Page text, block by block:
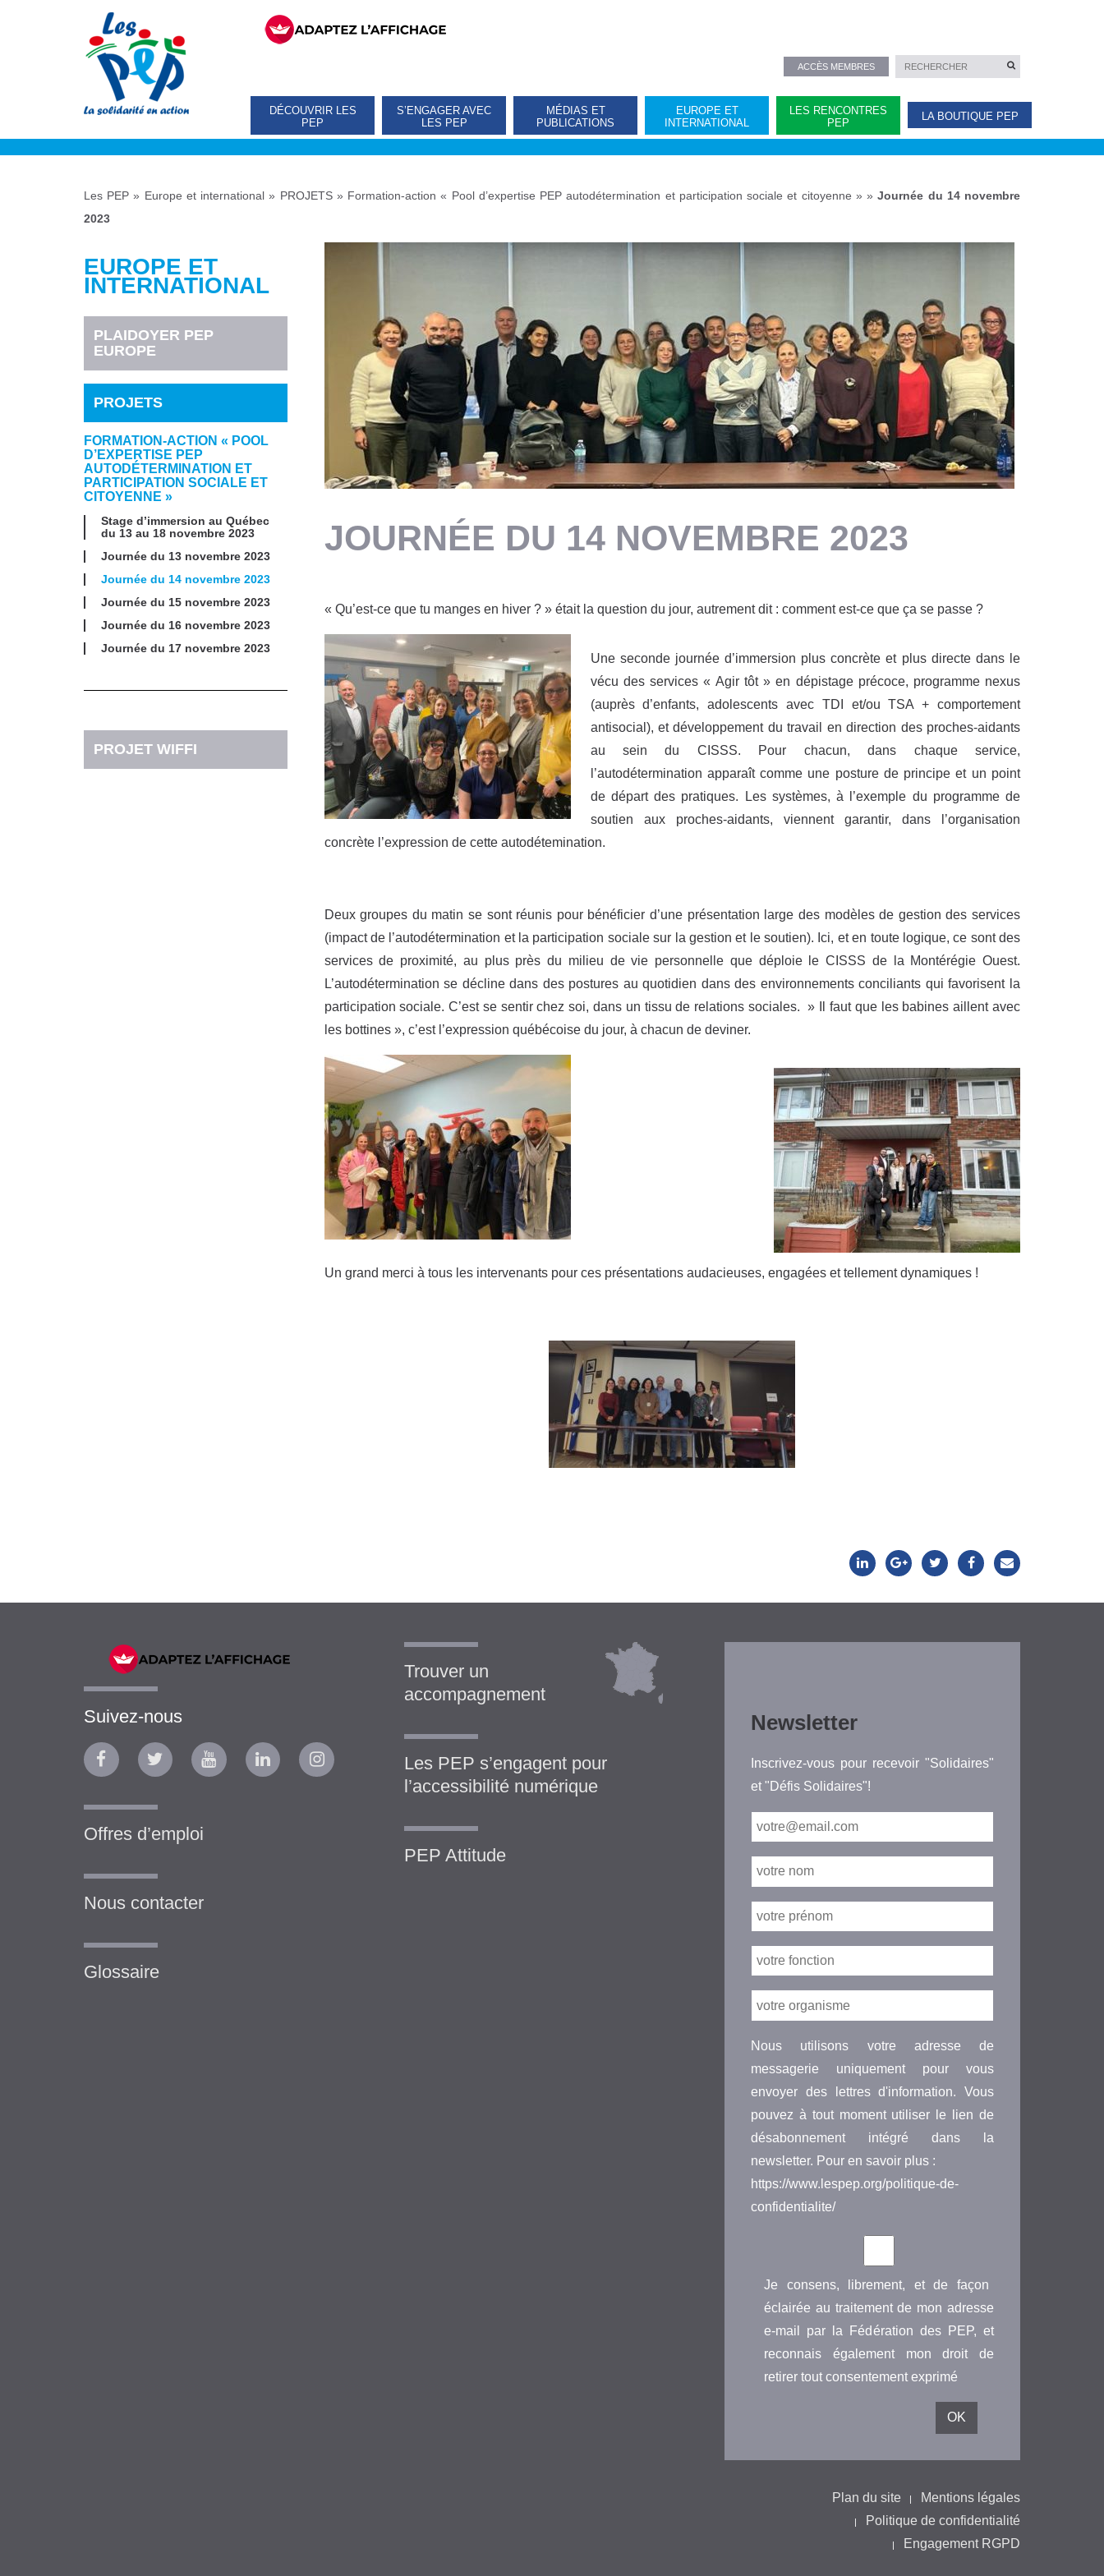
ACCÈS MEMBRES
DÉCOUVRIR LES
PEP
S’ENGAGER AVEC
LES PEP
MÉDIAS ET
PUBLICATIONS
EUROPE ET
INTERNATIONAL
LES RENCONTRES
PEP
LA BOUTIQUE PEP
Les PEP » Europe et international » PROJETS» Formation-action « Pool d’expertise PEP autodétermination et participation sociale et citoyenne » »Journée du 14 novembre
2023
EUROPE ET
INTERNATIONAL
PLAIDOYER PEP
EUROPE
PROJETS
FORMATION-ACTION « POOL
D’EXPERTISE PEP
AUTODÉTERMINATION ET
PARTICIPATION SOCIALE ET
CITOYENNE »
Stage d’immersion au Québec
du 13 au 18 novembre 2023
Journée du 13 novembre 2023
Journée du 14 novembre 2023
Journée du 15 novembre 2023
Journée du 16 novembre 2023
Journée du 17 novembre 2023
PROJET WIFFI
JOURNÉE DU 14 NOVEMBRE 2023
« Qu’est-ce que tu manges en hiver ? » était la question du jour, autrement dit : comment est-ce que ça se passe ?
Une seconde journée d’immersion plus concrète et plus directe dans le
vécu des services « Agir tôt » en dépistage précoce, programme nexus
(auprès d’enfants, adolescents avec TDI et/ou TSA + comportement
antisocial), et développement du travail en direction des proches-aidants
au sein du CISSS. Pour chacun, dans chaque service,
l’autodétermination apparaît comme une posture de principe et un point
de départ des pratiques. Les systèmes, à l’exemple du programme de
soutien aux proches-aidants, viennent garantir, dans l’organisation
concrète l’expression de cette autodétemination.
Deux groupes du matin se sont réunis pour bénéficier d’une présentation large des modèles de gestion des services
(impact de l’autodétermination et la participation sociale sur la gestion et le soutien). Ici, et en toute logique, ce sont des
services de proximité, au plus près du milieu de vie personnelle que déploie le CISSS de la Montérégie Ouest.
L’autodétermination se décline dans des postures au quotidien dans des environnements conciliants qui favorisent la
participation sociale. C’est se sentir chez soi, dans un tissu de relations sociales. » Il faut que les babines aillent avec
les bottines », c’est l’expression québécoise du jour, à chacun de deviner.
Un grand merci à tous les intervenants pour ces présentations audacieuses, engagées et tellement dynamiques !
Suivez-nous
Offres d’emploi
Nous contacter
Glossaire
Trouver un
accompagnement
Les PEP s’engagent pour
l’accessibilité numérique
PEP Attitude
Newsletter
Inscrivez-vous pour recevoir "Solidaires"
et "Défis Solidaires"!
Nous utilisons votre adresse de
messagerie uniquement pour vous
envoyer des lettres d'information. Vous
pouvez à tout moment utiliser le lien de
désabonnement intégré dans la
newsletter. Pour en savoir plus :
https://www.lespep.org/politique-de-
confidentialite/
Je consens, librement, et de façon
éclairée au traitement de mon adresse
e-mail par la Fédération des PEP, et
reconnais également mon droit de
retirer tout consentement exprimé
Plan du site
Mentions légales
Politique de confidentialité
Engagement RGPD